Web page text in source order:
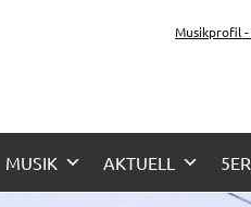
Musikprofil
MUSIK AKTUELL